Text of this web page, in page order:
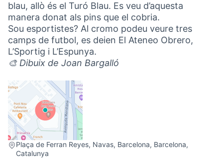
blau, allò és el Turó Blau. Es veu d’aquesta
manera donat als pins que el cobria.
Sou esportistes? Al cromo podeu veure tres
camps de futbol, es deien El Ateneo Obrero,
L’Sportig i L’Espunya.
🎨 Dibuix de Joan Bargalló
Plaça de Ferran Reyes, Navas, Barcelona, Barcelona,
Catalunya
(Link externo)